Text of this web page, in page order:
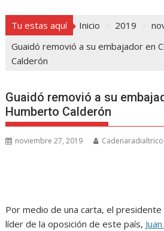
Tu estas aquí Inicio 2019
Guaidó removió a su embajador en
Calderón
Guaidó removió a su
Humberto Calderón
noviembre 27, 2019
Por medio de una carta, el
líder de la oposición de este país,